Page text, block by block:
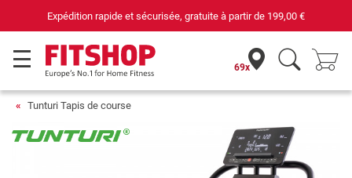
69 magasins avec 75 techniciens
69x
Tunturi Tapis de course